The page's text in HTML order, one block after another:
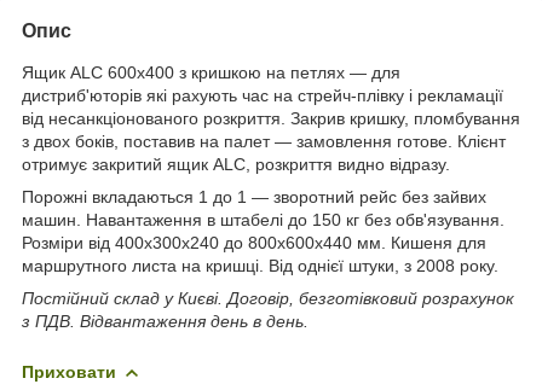
Опис
Ящик ALC 600х400 з кришкою на петлях — для
дистриб'юторів які рахують час на стрейч-плівку і рекламації
від несанкціонованого розкриття. Закрив кришку, пломбування
з двох боків, поставив на палет — замовлення готове. Клієнт
отримує закритий ящик ALC, розкриття видно відразу.
Порожні вкладаються 1 до 1 — зворотний рейс без зайвих
машин. Навантаження в штабелі до 150 кг без обв'язування.
Розміри від 400х300х240 до 800х600х440 мм. Кишеня для
маршрутного листа на кришці. Від однієї штуки, з 2008 року.
Постійний склад у Києві. Договір, безготівковий розрахунок
з ПДВ. Відвантаження день в день.
Приховати